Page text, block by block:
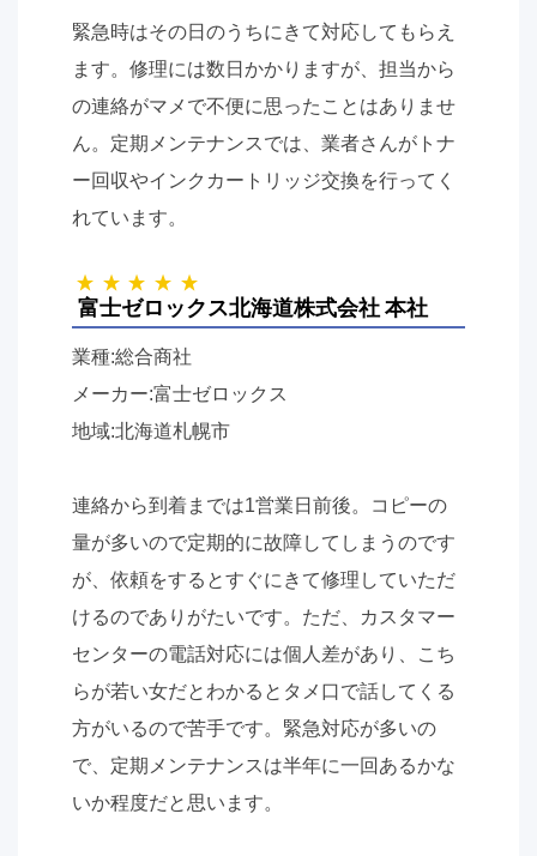
緊急時はその日のうちにきて対応してもらえ
ます。修理には数日かかりますが、担当から
の連絡がマメで不便に思ったことはありませ
ん。定期メンテナンスでは、業者さんがトナ
ー回収やインクカートリッジ交換を行ってく
れています。
富士ゼロックス北海道株式会社 本社
業種:総合商社
メーカー:富士ゼロックス
地域:北海道札幌市
連絡から到着までは1営業日前後。コピーの
量が多いので定期的に故障してしまうのです
が、依頼をするとすぐにきて修理していただ
けるのでありがたいです。ただ、カスタマー
センターの電話対応には個人差があり、こち
らが若い女だとわかるとタメ口で話してくる
方がいるので苦手です。緊急対応が多いの
で、定期メンテナンスは半年に一回あるかな
いか程度だと思います。